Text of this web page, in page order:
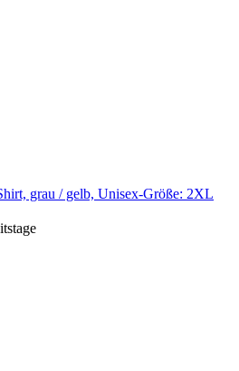
grau / gelb, Unisex-Größe: 2XL